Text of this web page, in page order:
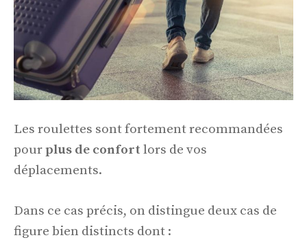
Les roulettes sont fortement recommandées
pourplus de confort lors de vos
déplacements.
Dans ce cas précis, on distingue deux cas de
figure bien distincts dont :